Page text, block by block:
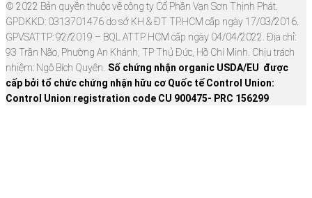
© 2022 Bản quyền thuộc về công ty Cổ Phần Vạn Sơn Thịnh Phát.
GPDKKD: 0313701476 do sở KH & ĐT TP.HCM cấp ngày 17/03/2016.
GPVSATTP: 92/2019 – BQL ATTP HCM cấp ngày 04/04/2022. Địa chỉ:
93 Trần Não, Phường An Khánh, TP Thủ Đức, Hồ Chí Minh. Chịu trách
nhiệm: Ngô Bích Quyên. Số chứng nhận organic USDA/EU được
cấp bởi tổ chức chứng nhận hữu cơ Quốc tế Control Union:
Control Union registration code CU 900475- PRC 156299